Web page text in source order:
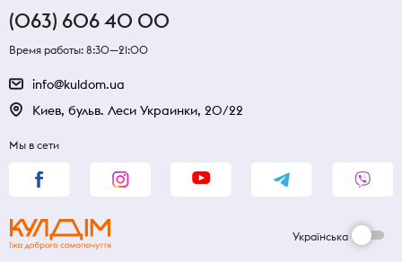
(063) 606 40 00
Время работы: 8:30—21:00
info@kuldom.ua
Киев, бульв. Леси Украинки, 20/22
Мы в сети
Українська